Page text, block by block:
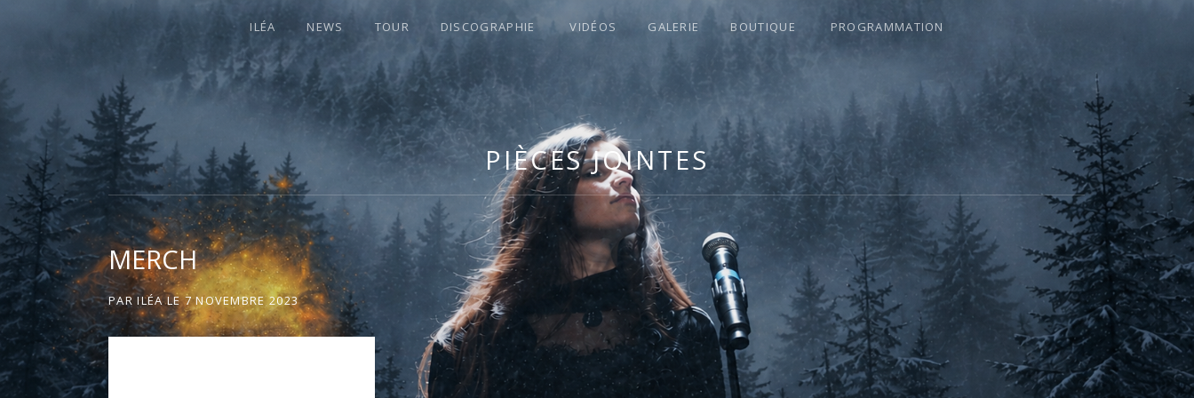
I
L
É
A
LA PLUS CELTIQUE DES AUVERGNATES !
ILÉA NEWS TOUR DISCOGRAPHIE VIDÉOS GALERIE BOUTIQUE PROGRAMMATION
PIÈCES JOINTES
MERCH
PARILÉA LE 7 NOVEMBRE 2023